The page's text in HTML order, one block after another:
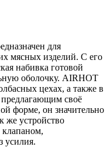
для
мясных изделий. С его
набивка готовой
оболочку. AIRHOT
цехах, а также в
предлагающим своё
форме, он значительно
же устройство
усилия.